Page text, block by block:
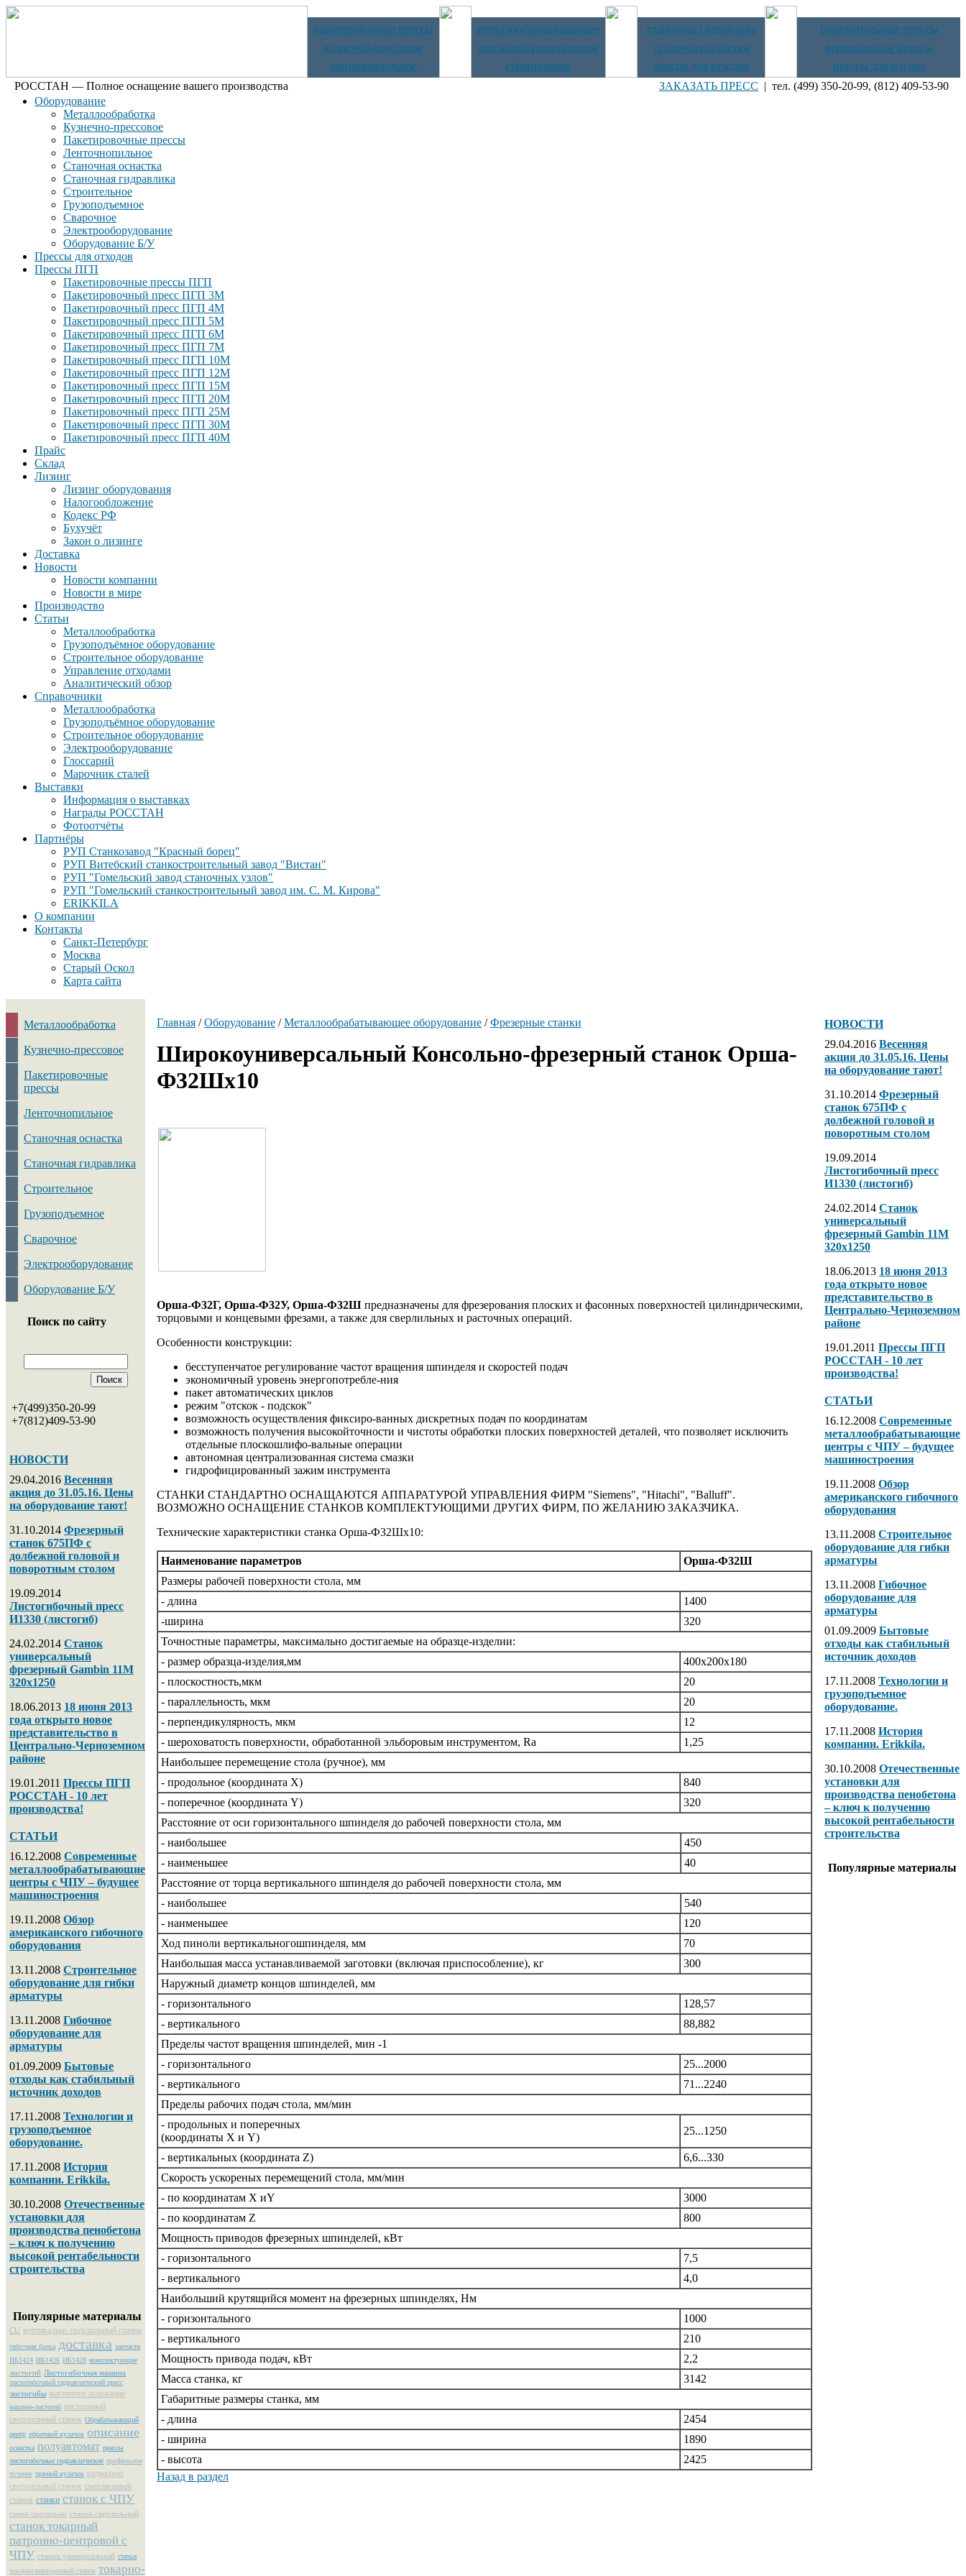
пакетировочные прессы металлообрабатывающее станочная гидравлика
горизонтальные прессы
кузнечно-прессовое
подъёмно-транспортное станочная оснастка
вертикальные прессы
ленточнопильное
строительное прессы для отходов
прессы для мусора
РОССТАН — Полное оснащение вашего производства
ЗАКАЗАТЬ ПРЕСС | тел. (499) 350-20-99, (812) 409-53-90
Оборудование
Металлообработка
Кузнечно-прессовое
Пакетировочные прессы
Ленточнопильное
Станочная оснастка
Станочная гидравлика
Строительное
Грузоподъемное
Сварочное
Электрооборудование
Оборудование Б/У
Прессы для отходов
Прессы ПГП
Пакетировочные прессы ПГП
Пакетировочный пресс ПГП 3М
Пакетировочный пресс ПГП 4М
Пакетировочный пресс ПГП 5М
Пакетировочный пресс ПГП 6М
Пакетировочный пресс ПГП 7М
Пакетировочный пресс ПГП 10М
Пакетировочный пресс ПГП 12М
Пакетировочный пресс ПГП 15М
Пакетировочный пресс ПГП 20М
Пакетировочный пресс ПГП 25М
Пакетировочный пресс ПГП 30М
Пакетировочный пресс ПГП 40М
Прайс
Склад
Лизинг
Лизинг оборудования
Налогообложение
Кодекс РФ
Бухучёт
Закон о лизинге
Доставка
Новости
Новости компании
Новости в мире
Производство
Статьи
Металлообработка
Грузоподъёмное оборудование
Строительное оборудование
Управление отходами
Аналитический обзор
Справочники
Металлообработка
Грузоподъёмное оборудование
Строительное оборудование
Электрооборудование
Глоссарий
Марочник сталей
Выставки
Информация о выставках
Награды РОССТАН
Фотоотчёты
Партнёры
РУП Станкозавод "Красный борец"
РУП Витебский станкостроительный завод "Вистан"
РУП "Гомельский завод станочных узлов"
РУП "Гомельский станкостроительный завод им. С. М. Кирова"
ERIKKILA
О компании
Контакты
Санкт-Петербург
Москва
Старый Оскол
Карта сайта
Металлообработка
Кузнечно-прессовое
Пакетировочные
прессы
Ленточнопильное
Станочная оснастка
Станочная гидравлика
Строительное
Грузоподъемное
Сварочное
Электрооборудование
Оборудование Б/У
Поиск по сайту
+7(499)350-20-99
+7(812)409-53-90
НОВОСТИ
29.04.2016 Весенняя
акция до 31.05.16. Цены
на оборудование тают!
31.10.2014 Фрезерный
станок 675ПФ с
долбежной головой и
поворотным столом
19.09.2014
Листогибочный пресс
И1330 (листогиб)
24.02.2014 Станок
универсальный
фрезерный Gambin 11M
320х1250
18.06.2013 18 июня 2013
года открыто новое
представительство в
Центрально-Черноземном
районе
19.01.2011 Прессы ПГП
РОССТАН - 10 лет
производства!
СТАТЬИ
16.12.2008 Современные
металлообрабатывающие
центры с ЧПУ – будущее
машиностроения
19.11.2008 Обзор
американского гибочного
оборудования
13.11.2008 Строительное
оборудование для гибки
арматуры
13.11.2008 Гибочное
оборудование для
арматуры
01.09.2009 Бытовые
отходы как стабильный
источник доходов
17.11.2008 Технологии и
грузоподъемное
оборудование.
17.11.2008 История
компании. Erikkila.
30.10.2008 Отечественные
установки для
производства пенобетона
– ключ к получению
высокой рентабельности
строительства
Популярные материалы
CU вертикально сверлильный станок
гибочная балка доставка запчасти
ИБ1424 ИБ1426 ИБ1428 комплектующие
листогиб Листогибочная машина
листогибочный гидравлический пресс
листогибы магнитное основание
машина-листогиб настольный
сверлильный станок Обрабатывающий
центр обратный кулачок описание
оснастка полуавтомат прессы
листогибочные гидравлические профильное
точение прямой кулачок радиально
сверлильный станок сверлильный
станок станки станок с ЧПУ
станок сверлильны станок сверлильный
станок токарный
патронно-центровой с
ЧПУ станок универсальный статьи
токарно-винторезный станок токарно-
Главная /Оборудование /Металлообрабатывающее оборудование /Фрезерные станки
Широкоуниверсальный Консольно-фрезерный станок Орша-
Ф32Шx10
Орша-Ф32Г, Орша-Ф32У, Орша-Ф32Ш предназначены для фрезерования плоских и фасонных поверхностей цилиндрическими,
торцовыми и концевыми фрезами, а также для сверлильных и расточных операций.
Особенности конструкции:
бесступенчатое регулирование частот вращения шпинделя и скоростей подач
экономичный уровень энергопотребле-ния
пакет автоматических циклов
режим "отскок - подскок"
возможность осуществления фиксиро-ванных дискретных подач по координатам
возможность получения высокойточности и чистоты обработки плоских поверхностей деталей, что позволяет исключить
отдельные плоскошлифо-вальные операции
автономная централизованная система смазки
гидрофицированный зажим инструмента
СТАНКИ СТАНДАРТНО ОСНАЩАЮТСЯ АППАРАТУРОЙ УПРАВЛЕНИЯ ФИРМ "Siemens", "Hitachi", "Balluff".
ВОЗМОЖНО ОСНАЩЕНИЕ СТАНКОВ КОМПЛЕКТУЮЩИМИ ДРУГИХ ФИРМ, ПО ЖЕЛАНИЮ ЗАКАЗЧИКА.
Технические характеристики станка Орша-Ф32Шx10:
Наименование параметров
Орша-Ф32Ш
Размеры рабочей поверхности стола, мм
- длина
1400
-ширина
320
Точностные параметры, максимально достигаемые на образце-изделии:
- размер образца-изделия,мм
400х200х180
- плоскостность,мкм
20
- параллельность, мкм
20
- перпендикулярность, мкм
12
- шероховатость поверхности, обработанной эльборовым инструментом, Ra
1,25
Наибольшее перемещение стола (ручное), мм
- продольное (координата X)
840
- поперечное (координата Y)
320
Расстояние от оси горизонтального шпинделя до рабочей поверхности стола, мм
- наибольшее
450
- наименьшее
40
Расстояние от торца вертикального шпинделя до рабочей поверхности стола, мм
- наибольшее
540
- наименьшее
120
Ход пиноли вертикальногошпинделя, мм
70
Наибольшая масса устанавливаемой заготовки (включая приспособление), кг
300
Наружный диаметр концов шпинделей, мм
- горизонтального
128,57
- вертикального
88,882
Пределы частот вращения шпинделей, мин -1
- горизонтального
25...2000
- вертикального
71...2240
Пределы рабочих подач стола, мм/мин
- продольных и поперечных
(координаты X и Y)
25...1250
- вертикальных (координата Z)
6,6...330
Скорость ускореных перемещений стола, мм/мин
- по координатам X иY
3000
- по координатам Z
800
Мощность приводов фрезерных шпинделей, кВт
- горизонтального
7,5
- вертикального
4,0
Наибольший крутящийся момент на фрезерных шпинделях, Нм
- горизонтального
1000
- вертикального
210
Мощность привода подач, кВт
2,2
Масса станка, кг
3142
Габаритные размеры станка, мм
- длина
2454
- ширина
1890
- высота
2425
Назад в раздел
НОВОСТИ
29.04.2016 Весенняя
акция до 31.05.16. Цены
на оборудование тают!
31.10.2014 Фрезерный
станок 675ПФ с
долбежной головой и
поворотным столом
19.09.2014
Листогибочный пресс
И1330 (листогиб)
24.02.2014 Станок
универсальный
фрезерный Gambin 11M
320х1250
18.06.2013 18 июня 2013
года открыто новое
представительство в
Центрально-Черноземном
районе
19.01.2011 Прессы ПГП
РОССТАН - 10 лет
производства!
СТАТЬИ
16.12.2008 Современные
металлообрабатывающие
центры с ЧПУ – будущее
машиностроения
19.11.2008 Обзор
американского гибочного
оборудования
13.11.2008 Строительное
оборудование для гибки
арматуры
13.11.2008 Гибочное
оборудование для
арматуры
01.09.2009 Бытовые
отходы как стабильный
источник доходов
17.11.2008 Технологии и
грузоподъемное
оборудование.
17.11.2008 История
компании. Erikkila.
30.10.2008 Отечественные
установки для
производства пенобетона
– ключ к получению
высокой рентабельности
строительства
Популярные материалы